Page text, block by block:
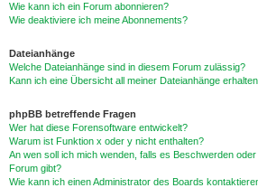
Wie kann ich ein Forum abonnieren?
Wie deaktiviere ich meine Abonnements?
Dateianhänge
Welche Dateianhänge sind in diesem Forum zulässig?
Kann ich eine Übersicht all meiner Dateianhänge
phpBB betreffende Fragen
Wer hat diese Forensoftware entwickelt?
Warum ist Funktion x oder y nicht enthalten?
An wen soll ich mich wenden, falls es Beschwerden
Forum gibt?
Wie kann ich einen Administrator des Boards